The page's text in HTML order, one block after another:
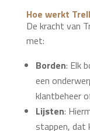
Hoe werkt
De kracht van
met:
Borden: Elk
een
klantbeheer
Lijsten:
stappen, dat